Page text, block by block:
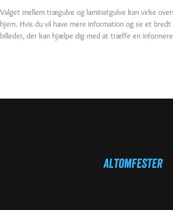
Valget mellem trægulve og laminatgulve kan virke
hjem. Hvis du vil have mere information og se et
billeder, der kan hjælpe dig med at træffe en